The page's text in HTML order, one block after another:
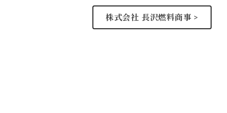
株式会社 長沢燃料商事 >